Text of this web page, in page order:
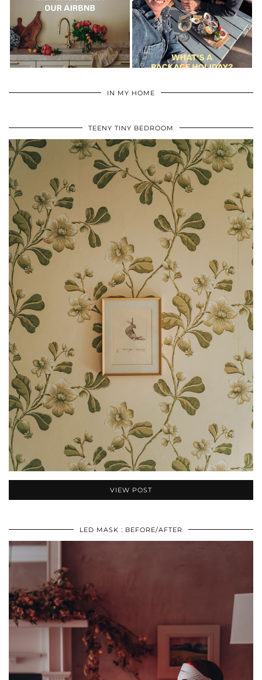
IN MY HOME
TEENY TINY BEDROOM
VIEW POST
LED MASK : BEFORE/AFTER